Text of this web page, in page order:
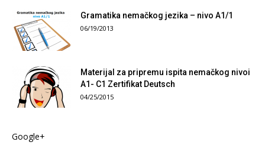
Gramatika nemačkog jezika – nivo A1/1
06/19/2013
Materijal za pripremu ispita nemačkog nivoi
A1- C1 Zertifikat Deutsch
04/25/2015
Google+